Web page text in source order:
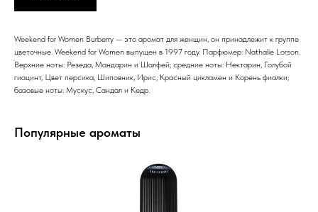
Weekend for Women Burberry — это аромат для женщин, он принадлежит к группе
цветочные. Weekend for Women выпущен в 1997 году. Парфюмер: Nathalie Lorson.
Верхние ноты: Резеда, Мандарин и Шалфей; средние ноты: Нектарин, Голубой
гиацинт, Цвет персика, Шиповник, Ирис, Красный цикламен и Корень фиалки;
базовые ноты: Мускус, Сандал и Кедр.
Популярные ароматы